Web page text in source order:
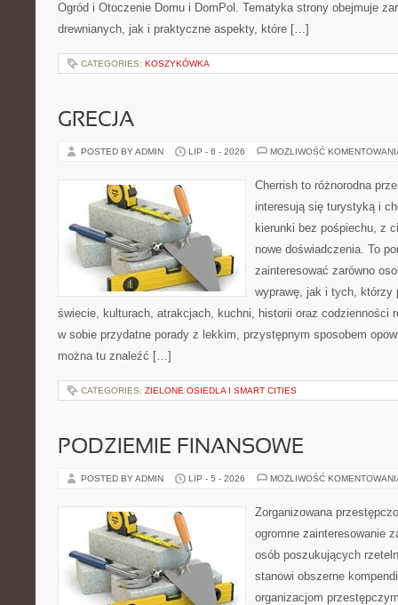
Ogród i Otoczenie Domu i DomPol. Tematyka strony obejmuje
drewnianych, jak i praktyczne aspekty, które […]
CATEGORIES: KOSZYKÓWKA
GRECJA
POSTED BY ADMIN LIP - 6 - 2026 MOŻLIWOŚĆ
Cherrish to różnorodna
interesują się turystyką i
kierunki bez pośpiechu, z
nowe doświadczenia. To
zainteresować zarówno
wyprawę, jak i tych, którzy
świecie, kulturach, atrakcjach, kuchni, historii oraz codzienności
w sobie przydatne porady z lekkim, przystępnym sposobem
można tu znaleźć […]
CATEGORIES: ZIELONE OSIEDLA I SMART CITIES
PODZIEMIE FINANSOWE
POSTED BY ADMIN LIP - 5 - 2026 MOŻLIWOŚĆ
Zorganizowana
ogromne zainteresowanie
osób poszukujących
stanowi obszerne
organizacjom